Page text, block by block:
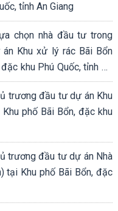
tỉnh An Giang
chọn nhà đầu tư trong
Khu xử lý rác Bãi Bổn
khu Phú Quốc, tỉnh An
trương đầu tư dự án Khu
phố Bãi Bổn, đặc khu
trương đầu tư dự án Nhà
tại Khu phố Bãi Bổn, đặc